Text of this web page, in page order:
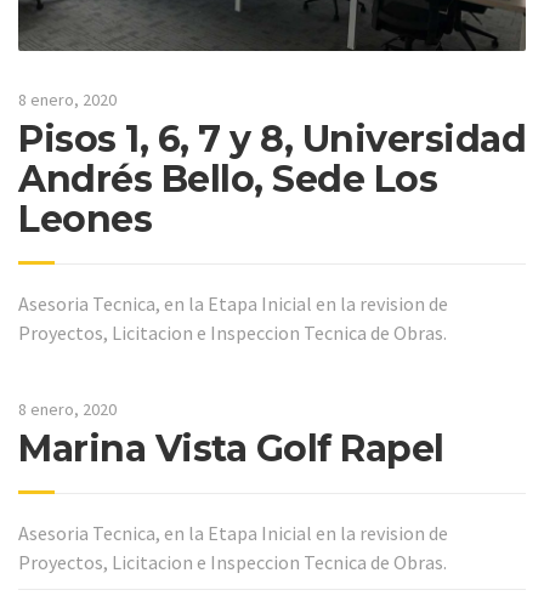
8 enero, 2020
Pisos 1, 6, 7 y 8, Universidad
Andrés Bello, Sede Los
Leones
Asesoria Tecnica, en la Etapa Inicial en la revision de
Proyectos, Licitacion e Inspeccion Tecnica de Obras.
8 enero, 2020
Marina Vista Golf Rapel
Asesoria Tecnica, en la Etapa Inicial en la revision de
Proyectos, Licitacion e Inspeccion Tecnica de Obras.